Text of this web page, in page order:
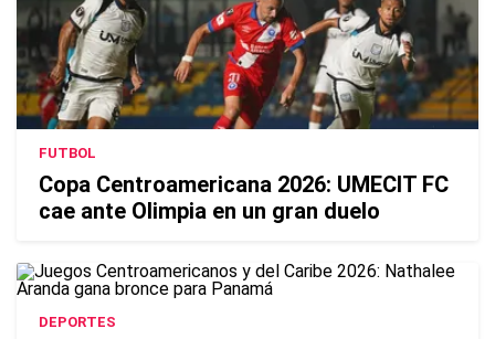
FUTBOL
Copa Centroamericana 2026: UMECIT FC
cae ante Olimpia en un gran duelo
DEPORTES